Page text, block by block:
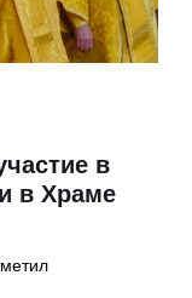
в
в Храме